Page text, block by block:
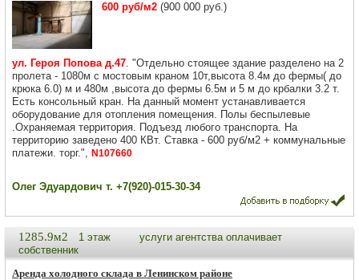
600 руб/м2 (900 000 руб.)
ул. Героя Попова д.47. "Отдельно стоящее здание разделено на 2
пролета - 1080м с мостовым краном 10т,высота 8.4м до фермы( до
крюка 6.0) м и 480м ,высота до фермы 6.5м и 5 м до крбалки 3.2 т.
Есть консольный кран. На данный момент устанавливается
оборудование для отопления помещения. Полы беспылевые
.Охраняемая территория. Подъезд любого транспорта. На
территорию заведено 400 КВт. Ставка - 600 руб/м2 + коммунальные
платежи. торг.", N107660
Олег Эдуардович т. +7(920)-015-30-34
1285.9м2 1 этаж
услуги агентства оплачивает
собственник
Аренда холодного склада в Ленинском районе